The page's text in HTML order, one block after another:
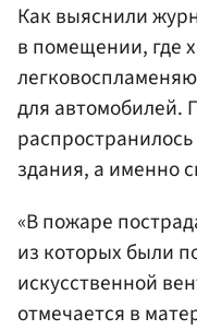
Как выяснили
в помещении, где
для автомобилей.
здания, а именно
«В пожаре
из которых были
искусственной
отмечается в